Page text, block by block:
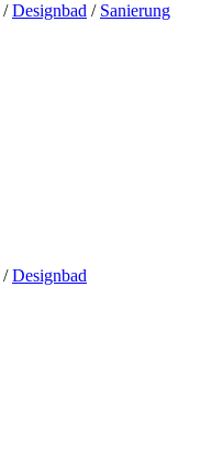
/Designbad / Sanierung
/Designbad